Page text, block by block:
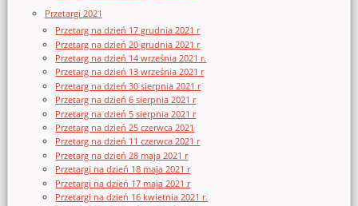
Przetargi 2021
Przetarg na dzień 17 grudnia 2021 r
Przetarg na dzień 20 grudnia 2021 r
Przetarg na dzień 14 września 2021 r.
Przetarg na dzień 13 września 2021 r
Przetarg na dzień 30 sierpnia 2021 r
Przetarg na dzień 6 sierpnia 2021 r
Przetarg na dzień 5 sierpnia 2021 r
Przetarg na dzień 25 czerwca 2021
Przetarg na dzień 11 czerwca 2021 r
Przetarg na dzień 28 maja 2021 r
Przetargi na dzień 18 maja 2021 r
Przetargi na dzień 17 maja 2021 r
Przetargi na dzień 16 kwietnia 2021 r.